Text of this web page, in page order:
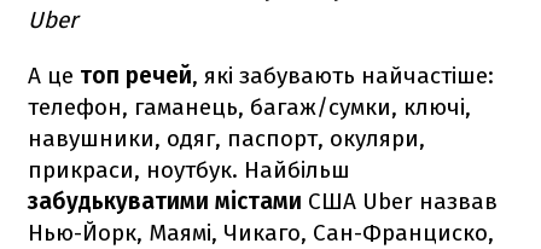
Uber
А це топ речей, які забувають найчастіше:
телефон, гаманець, багаж/сумки, ключі,
навушники, одяг, паспорт, окуляри,
прикраси, ноутбук. Найбільш
забудькуватими містами США Uber назвав
Нью-Йорк, Маямі, Чикаго, Сан-Франциско,